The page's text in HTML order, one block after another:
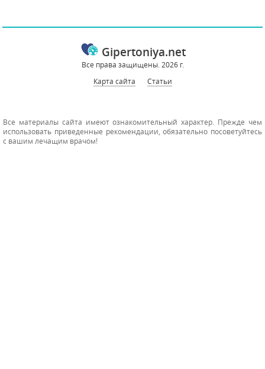
Gipertoniya.net
Все права защищены. 2026 г.
Карта сайта
Статьи
Все материалы сайта имеют ознакомительный характер. Прежде чем
использовать приведенные рекомендации, обязательно посоветуйтесь
с вашим лечащим врачом!